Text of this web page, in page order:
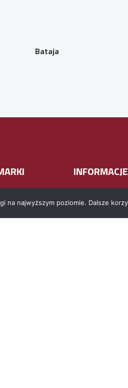
Bataja
INFORMACJE
RODO
na najwyższym poziomie. Dalsze